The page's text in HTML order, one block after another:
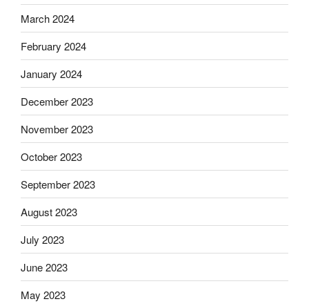
March 2024
February 2024
January 2024
December 2023
November 2023
October 2023
September 2023
August 2023
July 2023
June 2023
May 2023